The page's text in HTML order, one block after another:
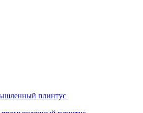
плинтус